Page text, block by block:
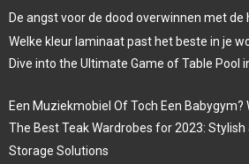
De angst voor de dood overwinnen met de
Welke kleur laminaat past het beste in je
Dive into the Ultimate Game of Table Pool
Een Muziekmobiel Of Toch Een Babygym?
The Best Teak Wardrobes for 2023:
Storage Solutions